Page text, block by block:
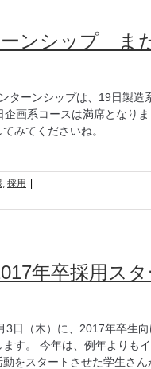
ンシップ ま
ターンシップは、19日製造
企画系コースは満席となり
みてくださいね。
, 採用
年卒採用ス
3日（木）に、2017年卒生
す。 今年は、例年よりも
をスタートさせた学生さん